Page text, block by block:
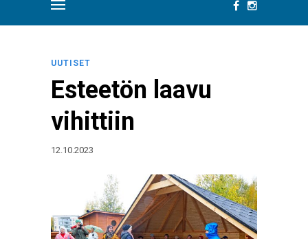
UUTISET
Esteetön laavu
vihittiin
12.10.2023